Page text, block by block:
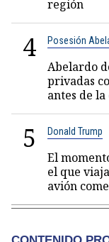
región
4 Posesión
Abelardo
privadas
antes de
5 Donald Trump
El
el que
avión